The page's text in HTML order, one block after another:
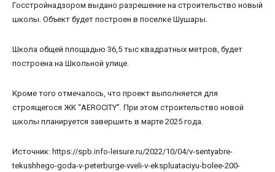
Госстройнадзором выдано разрешение на строительство новый
школы. Объект будет построен в поселке Шушары.
Школа общей площадью 36,5 тыс квадратных метров, будет
построена на Школьной улице.
Кроме того отмечалось, что проект выполняется для
строящегося ЖК “AEROCITY”. При этом строительство новой
школы планируется завершить в марте 2025 года.
Источник: https://spb.info-leisure.ru/2022/10/04/v-sentyabre-
tekushhego-goda-v-peterburge-vveli-v-ekspluataciyu-bolee-200-